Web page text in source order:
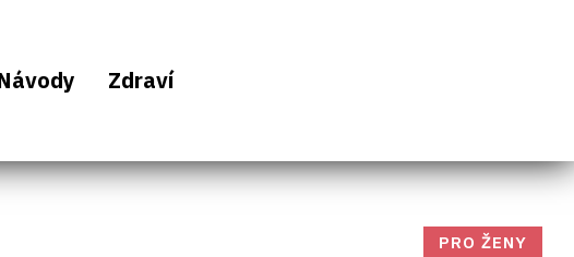
Zdraví
PRO ŽENY